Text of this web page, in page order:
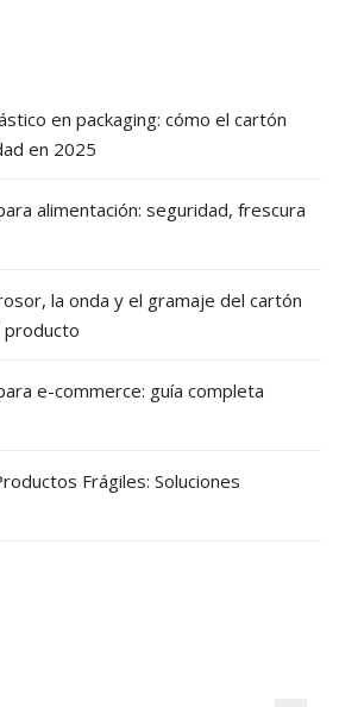
en packaging: cómo el cartón
en 2025
alimentación: seguridad, frescura
la onda y el gramaje del cartón
producto
e-commerce: guía completa
Frágiles: Soluciones